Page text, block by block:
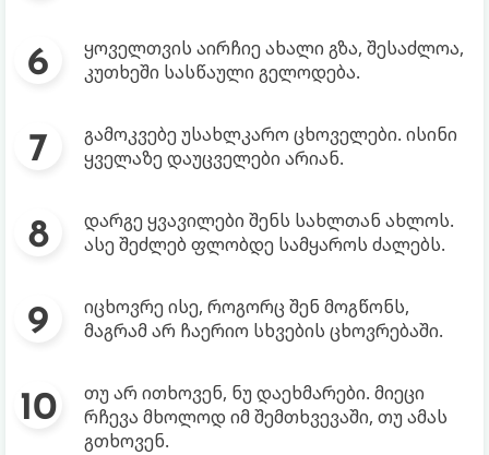
ყოველთვის აირჩიე ახალი გზა, შესაძლოა,
კუთხეში სასწაული გელოდება.
გამოკვებე უსახლკარო ცხოველები. ისინი
ყველაზე დაუცველები არიან.
დარგე ყვავილები შენს სახლთან ახლოს.
ასე შეძლებ ფლობდე სამყაროს ძალებს.
იცხოვრე ისე, როგორც შენ მოგწონს,
მაგრამ არ ჩაერიო სხვების ცხოვრებაში.
თუ არ ითხოვენ, ნუ დაეხმარები. მიეცი
რჩევა მხოლოდ იმ შემთხვევაში, თუ ამას
გთხოვენ.